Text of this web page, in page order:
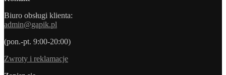
Biuro obsługi klienta:
admin@gapik.pl
(pon.-pt. 9:00-20:00)
Zwroty i reklamacje